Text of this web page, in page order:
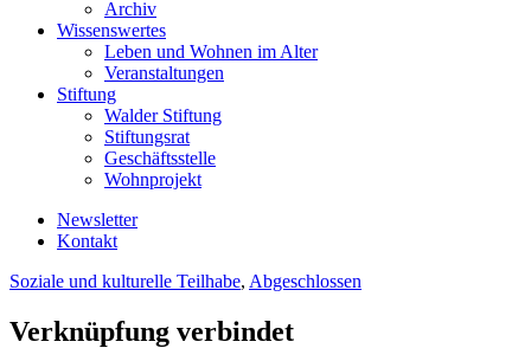
Archiv
Wissenswertes
Leben und Wohnen im Alter
Veranstaltungen
Stiftung
Walder Stiftung
Stiftungsrat
Geschäftsstelle
Wohnprojekt
Newsletter
Kontakt
Soziale und kulturelle Teilhabe, Abgeschlossen
Verknüpfung verbindet